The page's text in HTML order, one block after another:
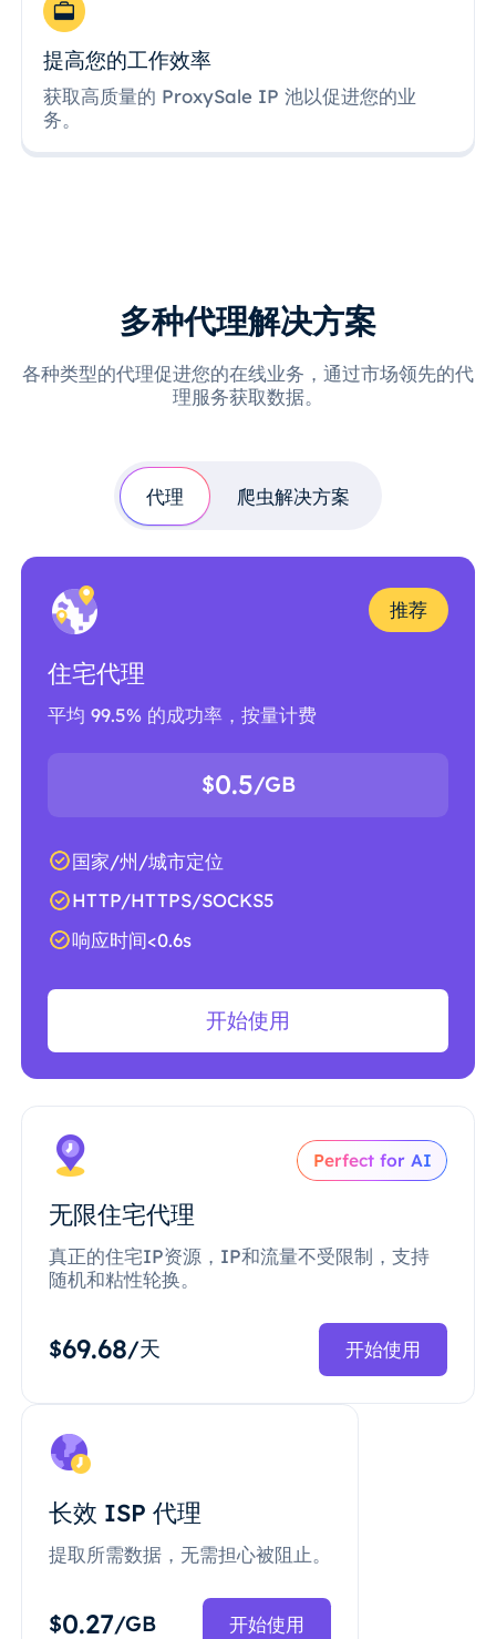
提高您的工作效率
获取高质量的 ProxySale IP 池以促进您的业
务。
多种代理解决方案
各种类型的代理促进您的在线业务，通过市场领先的代
理服务获取数据。
代理 爬虫解决方案
推荐
住宅代理
平均 99.5% 的成功率，按量计费
$0.5/GB
国家/州/城市定位
HTTP/HTTPS/SOCKS5
响应时间<0.6s
开始使用
Perfect for AI
无限住宅代理
真正的住宅IP资源，IP和流量不受限制，支持
随机和粘性轮换。
$69.68/天 开始使用
长效 ISP 代理
提取所需数据，无需担心被阻止。
$0.27/GB 开始使用